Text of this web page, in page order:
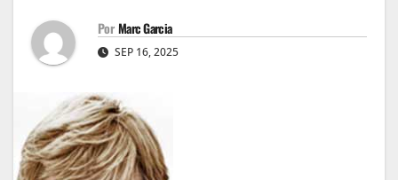
Por Marc Garcia
SEP 16, 2025